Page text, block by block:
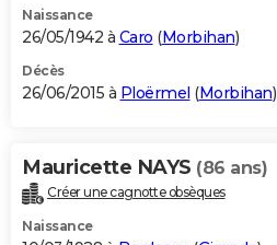
Naissance
26/05/1942 à Caro (Morbihan)
Décès
26/06/2015 à Ploërmel (Morbihan)
Mauricette NAYS (86 ans)
Créer une cagnotte obsèques
Naissance